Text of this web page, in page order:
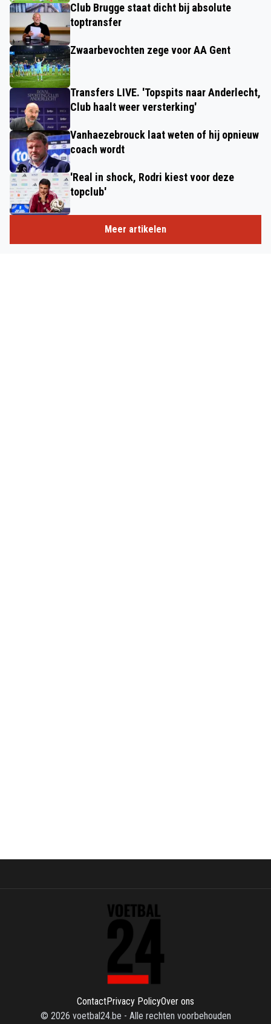
Club Brugge staat dicht bij absolute
toptransfer
Zwaarbevochten zege voor AA Gent
Transfers LIVE. 'Topspits naar Anderlecht,
Club haalt weer versterking'
Vanhaezebrouck laat weten of hij opnieuw
coach wordt
'Real in shock, Rodri kiest voor deze
topclub'
Meer artikelen
ContactPrivacy PolicyOver ons
© 2026 voetbal24.be - Alle rechten voorbehouden